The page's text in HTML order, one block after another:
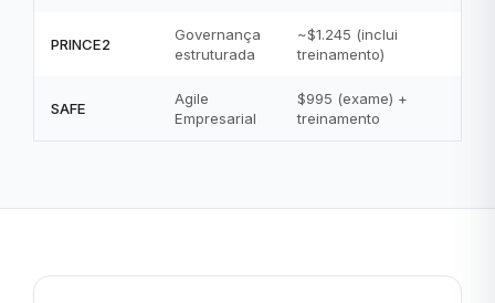
PRINCE2
Governança
estruturada
~$1.245 (inclui
treinamento)
SAFE
Agile
Empresarial
$995 (exame) +
treinamento